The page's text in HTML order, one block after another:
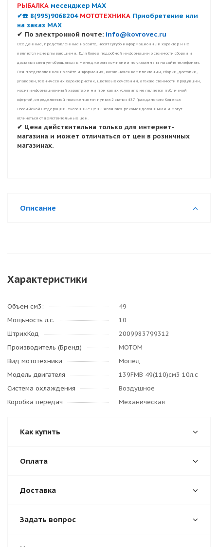
РЫБАЛКА месенджер MAX
✔☎️ 8(995)9068204 МОТОТЕХНИКА Приобретение или
на заказ MAX
✔ По электронной почте: info@kovrovec.ru
Все данные, представленные на сайте, носят сугубо информационный характер и не
являются исчерпывающими. Для более подробной информации о стоимости сборки и
доставки следует обращаться к менеджерам компании по указанным на сайте телефонам.
Вся представленная на сайте информация, касающаяся комплектации, сборки, доставки,
упаковки, технических характеристик, цветовых сочетаний, а также стоимости продукции,
носит информационный характер и ни при каких условиях не является публичной
офертой, определяемой положениями пункта 2 статьи 437 Гражданского Кодекса
Российской Федерации. Указанные цены являются рекомендованными и могут
отличаться от действительных цен.
✔ Цена действительна только для интернет-
магазина и может отличаться от цен в розничных
магазинах.
Описание
Характеристики
Объем см3:
49
Мощьность л.с.
10
ШтрихКод
2009983799312
Производитель (Бренд)
МОТОМ
Вид мототехники
Мопед
Модель двигателя
139FMB 49(110)см3 10л.с
Система охлаждения
Воздушное
Коробка передач
Механическая
Как купить
Оплата
Доставка
Задать вопрос